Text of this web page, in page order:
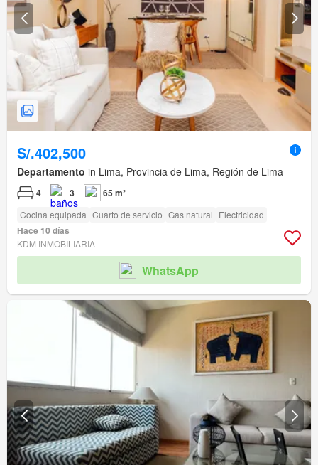
S/.402,500
Departamento in Lima, Provincia de Lima, Región de Lima
4 3 65 m²
Cocina equipada Cuarto de servicio Gas natural Electricidad
Hace 10 días
KDM INMOBILIARIA
WhatsApp